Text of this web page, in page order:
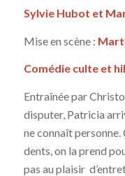
Sylvie Hubot et
Mise en scène :
Comédie culte et
Entraînée par
disputer, Patricia
ne connaît personne.
dents, on la prend
pas au plaisir